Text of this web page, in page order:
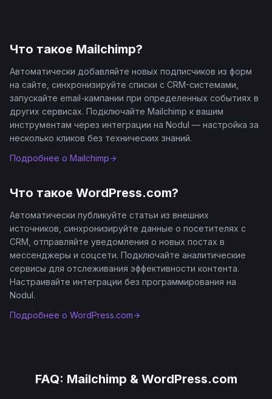
Что такое Mailchimp?
Автоматически добавляйте новых подписчиков из форм
на сайте, синхронизируйте списки с CRM-системами,
запускайте email-кампании при определенных событиях в
других сервисах. Подключайте Mailchimp к вашим
инструментам через интеграции на Nodul — настройка за
несколько кликов без технических знаний.
Подробнее о Mailchimp
Что такое WordPress.com?
Автоматически публикуйте статьи из внешних
источников, синхронизируйте данные о посетителях с
CRM, отправляйте уведомления о новых постах в
мессенджеры и соцсети. Подключайте аналитические
сервисы для отслеживания эффективности контента.
Настраивайте интеграции без программирования на
Nodul.
Подробнее о WordPress.com
FAQ: Mailchimp & WordPress.com